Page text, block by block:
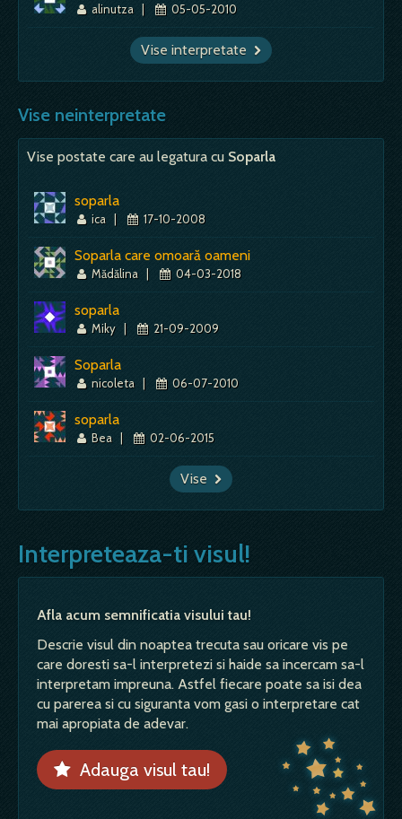
alinutza | 05-05-2010
Vise interpretate
Vise neinterpretate
Vise postate care au legatura cu Soparla
soparla
ica | 17-10-2008
Soparla care omoară oameni
Mădălina | 04-03-2018
soparla
Miky | 21-09-2009
Soparla
nicoleta | 06-07-2010
soparla
Bea | 02-06-2015
Vise
Interpreteaza-ti visul!
Afla acum semnificatia visului tau!
Descrie visul din noaptea trecuta sau oricare vis pe
care doresti sa-l interpretezi si haide sa incercam sa-l
interpretam impreuna. Astfel fiecare poate sa isi dea
cu parerea si cu siguranta vom gasi o interpretare cat
mai apropiata de adevar.
Adauga visul tau!